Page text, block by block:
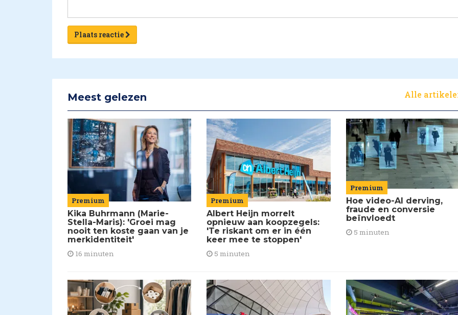
Plaats reactie
Meest gelezen Alle
Premium
Kika Buhrmann (Marie-
Stella-Maris): 'Groei mag
nooit ten koste gaan van je
merkidentiteit'
16 minuten
Premium
Albert Heijn morrelt
opnieuw aan koopzegels:
'Te riskant om er in één
keer mee te stoppen'
5 minuten
Premium
Hoe video-AI derving,
fraude en conversie
beïnvloedt
5 minuten